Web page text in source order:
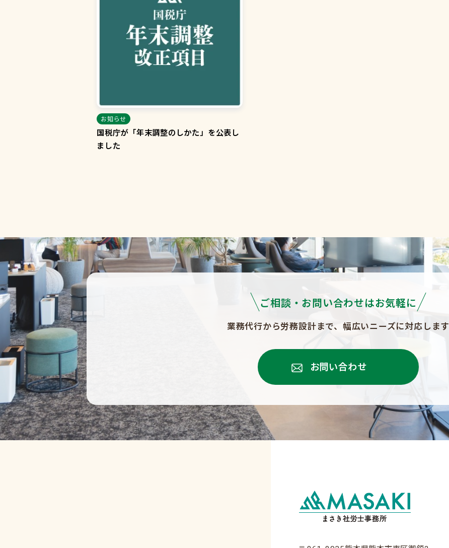
お知らせ
国税庁が「年末調整のしかた」を公表し
ました
ご相談・お問い合わせはお気軽に
業務代行から労務設計まで、 幅広いニーズに対応します
お問い合わせ